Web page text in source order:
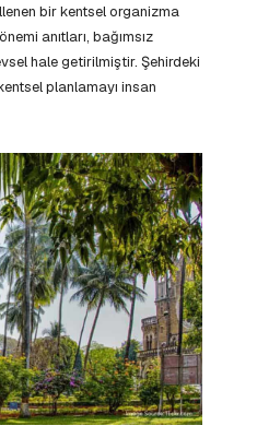
bir kentsel organizma
anıtları, bağımsız
hale getirilmiştir. Şehirdeki
planlamayı insan